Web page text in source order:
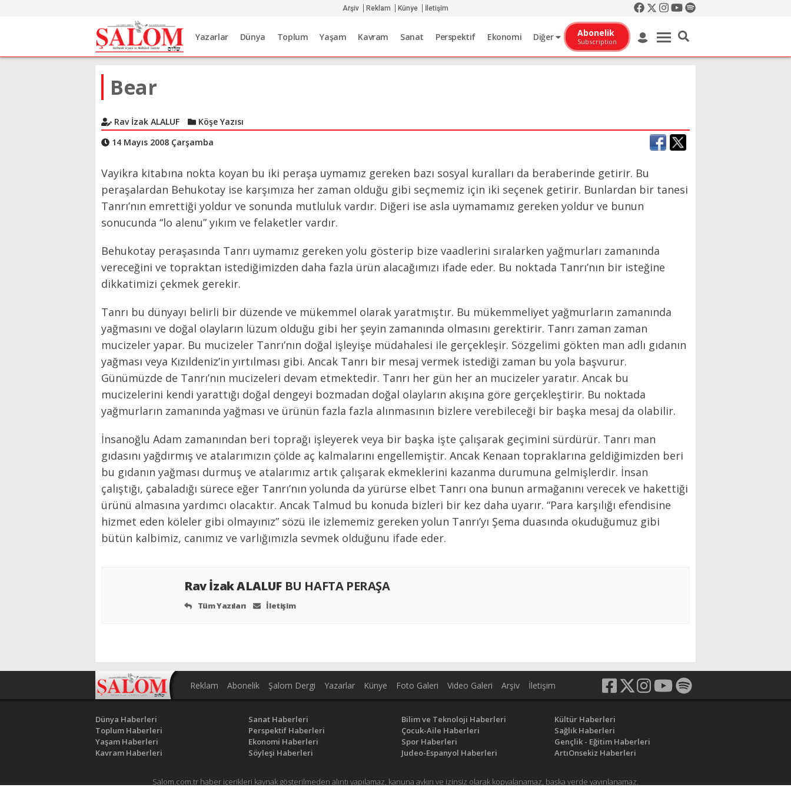
Arşiv Reklam Künye İletişim
Yazarlar Dünya Toplum Yaşam Kavram Sanat Perspektif Ekonomi Diğer Abonelik
Subscription
Bear
Rav İzak ALALUF
Köşe Yazısı
14 Mayıs 2008 Çarşamba
Vayikra kitabına nokta koyan bu iki peraşa uymamız gereken bazı sosyal kuralları da beraberinde getirir. Bu
peraşalardan Behukotay ise karşımıza her zaman olduğu gibi seçmemiz için iki seçenek getirir. Bunlardan bir tanesi
Tanrı’nın emrettiği yoldur ve sonunda mutluluk vardır. Diğeri ise asla uymamamız gereken yoldur ve bunun
sonucunda “lo alenu” yıkım ve felaketler vardır.
Behukotay peraşasında Tanrı uymamız gereken yolu gösterip bize vaadlerini sıralarken yağmurları zamanında
vereceğini ve topraktan istediğimizden daha fazla ürün alacağımızı ifade eder. Bu noktada Tanrı’nın bir isteğine
dikkatimizi çekmek gerekir.
Tanrı bu dünyayı belirli bir düzende ve mükemmel olarak yaratmıştır. Bu mükemmeliyet yağmurların zamanında
yağmasını ve doğal olayların lüzum olduğu gibi her şeyin zamanında olmasını gerektirir. Tanrı zaman zaman
mucizeler yapar. Bu mucizeler Tanrı’nın doğal işleyişe müdahalesi ile gerçekleşir. Sözgelimi gökten man adlı gıdanın
yağması veya Kızıldeniz’in yırtılması gibi. Ancak Tanrı bir mesaj vermek istediği zaman bu yola başvurur.
Günümüzde de Tanrı’nın mucizeleri devam etmektedir. Tanrı her gün her an mucizeler yaratır. Ancak bu
mucizelerini kendi yarattığı doğal dengeyi bozmadan doğal olayların akışına göre gerçekleştirir. Bu noktada
yağmurların zamanında yağması ve ürünün fazla fazla alınmasının bizlere verebileceği bir başka mesaj da olabilir.
İnsanoğlu Adam zamanından beri toprağı işleyerek veya bir başka işte çalışarak geçimini sürdürür. Tanrı man
gıdasını yağdırmış ve atalarımızın çölde aç kalmalarını engellemiştir. Ancak Kenaan topraklarına geldiğimizden beri
bu gıdanın yağması durmuş ve atalarımız artık çalışarak ekmeklerini kazanma durumuna gelmişlerdir. İnsan
çalıştığı, çabaladığı sürece eğer Tanrı’nın yolunda da yürürse elbet Tanrı ona bunun armağanını verecek ve hakettiği
ürünü almasına yardımcı olacaktır. Ancak Talmud bu konuda bizleri bir kez daha uyarır. “Para karşılığı efendisine
hizmet eden köleler gibi olmayınız” sözü ile izlememiz gereken yolun Tanrı’yı Şema duasında okuduğumuz gibi
bütün kalbimiz, canımız ve varlığımızla sevmek olduğunu ifade eder.
Rav İzak ALALUF BU HAFTA PERAŞA
Tüm Yazıları İletişim
Reklam Abonelik Şalom Dergi Yazarlar Künye Foto Galeri Video Galeri Arşiv İletişim
Dünya Haberleri
Toplum Haberleri
Yaşam Haberleri
Kavram Haberleri
Sanat Haberleri
Perspektif Haberleri
Ekonomi Haberleri
Söyleşi Haberleri
Bilim ve Teknoloji Haberleri
Çocuk-Aile Haberleri
Spor Haberleri
Judeo-Espanyol Haberleri
Kültür Haberleri
Sağlık Haberleri
Gençlik - Eğitim Haberleri
ArtıOnsekiz Haberleri
Salom.com.tr haber içerikleri kaynak gösterilmeden alıntı yapılamaz, kanuna aykırı ve izinsiz olarak kopyalanamaz, başka yerde yayınlanamaz.